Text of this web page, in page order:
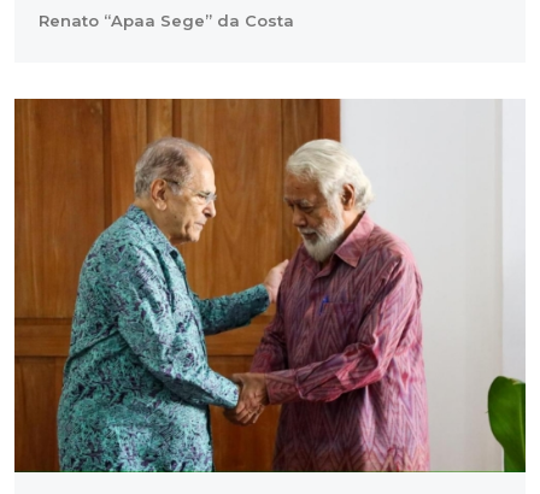
Renato “Apaa Sege” da Costa